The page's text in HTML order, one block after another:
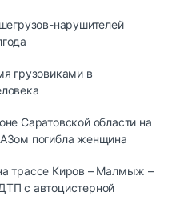
нарушителей
грузовиками в
Саратовской области на
погибла женщина
трассе Киров – Малмыж –
с автоцистерной